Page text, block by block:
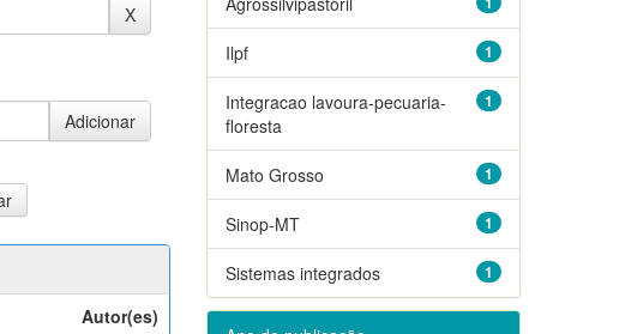
Autor(es)
1
Ilpf
1
Integracao lavoura-pecuaria-
floresta
1
Mato Grosso
1
Sinop-MT
1
Sistemas integrados